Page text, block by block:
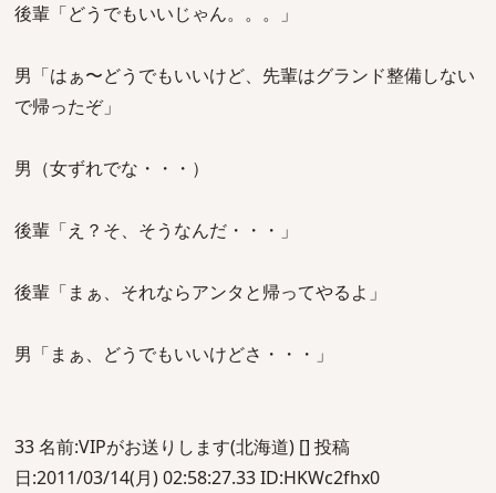
後輩「どうでもいいじゃん。。。」
男「はぁ〜どうでもいいけど、先輩はグランド整備しない
で帰ったぞ」
男（女ずれでな・・・）
後輩「え？そ、そうなんだ・・・」
後輩「まぁ、それならアンタと帰ってやるよ」
男「まぁ、どうでもいいけどさ・・・」
33 名前:VIPがお送りします(北海道) [] 投稿
日:2011/03/14(月) 02:58:27.33 ID:HKWc2fhx0